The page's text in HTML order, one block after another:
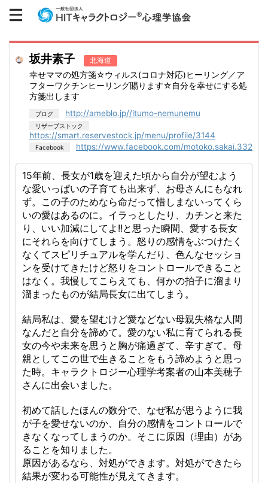
坂井素子 北海道
幸せママの処方箋☆ウィルス(コロナ対応)ヒーリング／ア
フターワクチンヒーリング賜ります☆自分を幸せにする処
方箋出します
http://ameblo.jp//itumo-nemunemu
https://smart.reservestock.jp/menu/profile/3144
https://www.facebook.com/motoko.sakai.332
15年前、長女が1歳を迎えた頃から自分が望むよう
な愛いっぱいの子育ても出来ず、お母さんにもなれ
ず。この子のためなら命だって惜しまないってくら
いの愛はあるのに。イラっとしたり、カチンと来た
り、いい加減にしてよ!!と思った瞬間、愛する長女
にそれらを向けてしまう。怒りの感情をぶつけたく
なくてスピリチュアルを学んだり、色んなセッショ
ンを受けてきたけど怒りをコントロールできること
はなく。我慢してこらえても、何かの拍子に溜まり
溜まったものが結局長女に出てしまう。
結局私は、愛を望むけど愛などない母親失格な人間
なんだと自分を諦めて。愛のない私に育てられる長
女の今や未来を思うと胸が痛過ぎて、辛すぎて。母
親としてこの世で生きることをもう諦めようと思っ
た時。キャラクトロジー心理学考案者の山本美穂子
さんに出会いました。
初めて話したほんの数分で、なぜ私が思うように我
が子を愛せないのか、自分の感情をコントロールで
きなくなってしまうのか。そこに原因（理由）があ
ることを知りました。
原因があるなら、対処ができます。対処ができたら
結果が変わる可能性が見えてきます。